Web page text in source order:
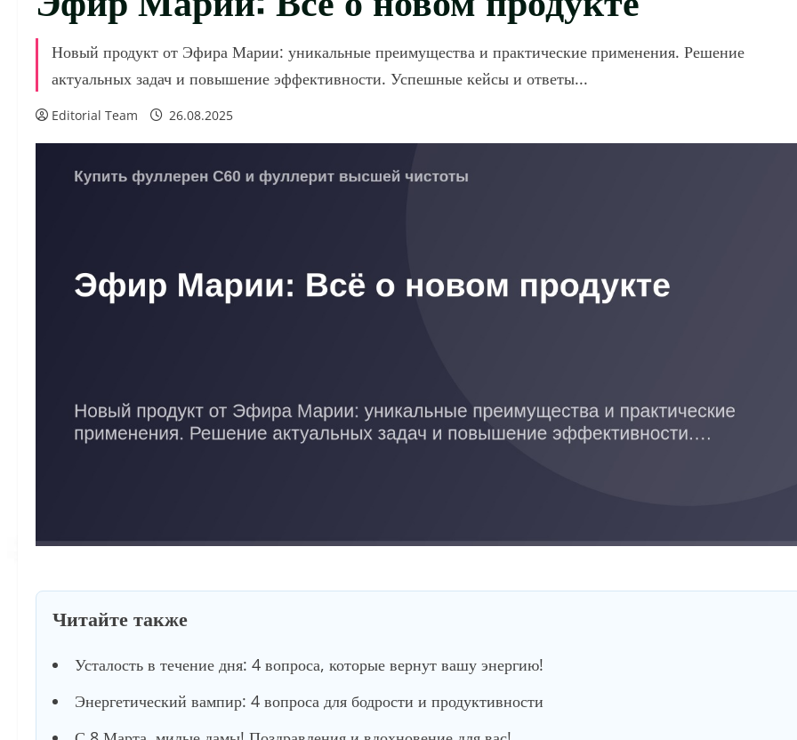
Новый продукт от Эфира Марии: уникальные преимущества и практические применения. Решение
актуальных задач и повышение эффективности. Успешные кейсы и ответы...
Editorial Team 26.08.2025
Читайте также
Усталость в течение дня: 4 вопроса, которые вернут вашу энергию!
Энергетический вампир: 4 вопроса для бодрости и продуктивности